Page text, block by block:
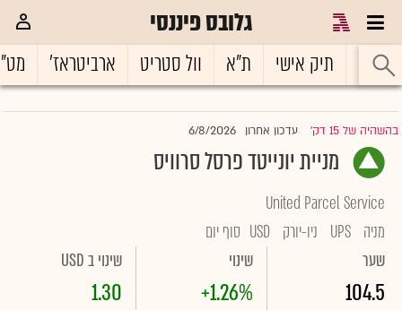
גלובס פיננסי
ראשי תיק אישי ת"א וול סטריט ארביטראז'
בהשהיה של 15 דק' |עדכון אחרון 6/8/2026
מניית יונייטד פרסל סרוויס
United Parcel Service
מניה UPS ניו-יורק USD סוף יום
שער
104.5
שינוי
+1.26%
שינוי ב USD
1.30